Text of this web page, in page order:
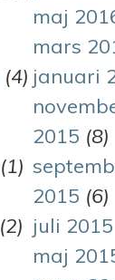
maj
mars
(4) januari
2015 (8)
(1)
2015 (6)
(2) juli 2015
maj